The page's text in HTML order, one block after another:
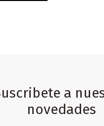
a
novedades